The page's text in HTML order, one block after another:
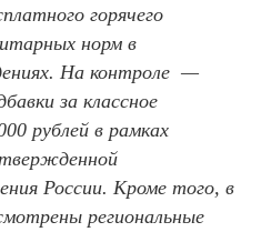
горячего
норм в
На контроле —
за классное
рублей в рамках
России. Кроме того, в
региональные